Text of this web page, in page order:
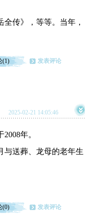
传》，等等。当年，
(1) 发表评论
2025-02-21 14:05:46
年。
与送葬、龙母的老年生
(0) 发表评论